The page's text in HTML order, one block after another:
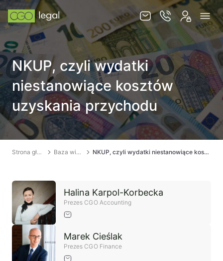
O nas
Zespół
Usługi
Obsługa korporacyjna
Prawo pracy
Doradztwo podatkowe
Spory sądowe
Baza wiedzy
Ochrona majątku i planowanie podatkowe
NKUP, czyli wydatki
niestanowiące kosztów
uzyskania przychodu
Strona główna Baza wiedzy NKUP, czyli wydatki niestanowiące kosztów uzyskania przychodu
Halina Karpol-Korbecka
Prezes CGO Accounting
Marek Cieślak
Prezes CGO Finance